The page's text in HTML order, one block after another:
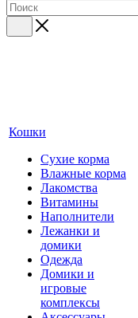
Кошки
Сухие корма
Влажные корма
Лакомства
Витамины
Наполнители
Лежанки и
домики
Одежда
Домики и
игровые
комплексы